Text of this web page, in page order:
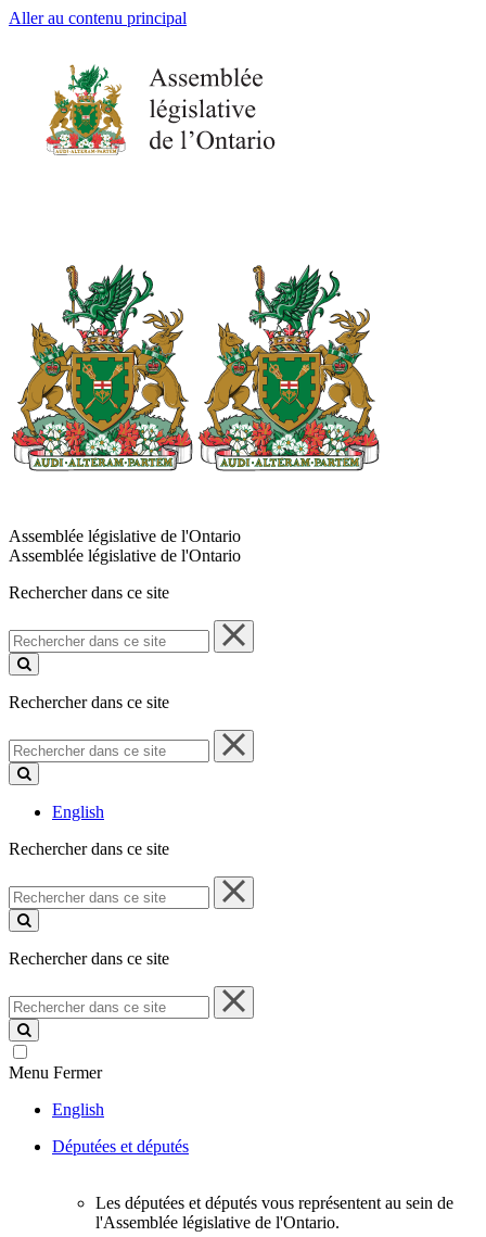
Aller au contenu principal
Assemblée législative de l'Ontario
Assemblée législative de l'Ontario
Rechercher dans ce site
Rechercher
dans
ce
Rechercher dans ce site
Rechercher
dans
ce
English
Rechercher dans ce site
Rechercher
dans
ce
Rechercher dans ce site
Rechercher
dans
ce
site
Menu Fermer
English
Députées et députés
Les députées et députés vous représentent au sein de
l'Assemblée législative de l'Ontario.